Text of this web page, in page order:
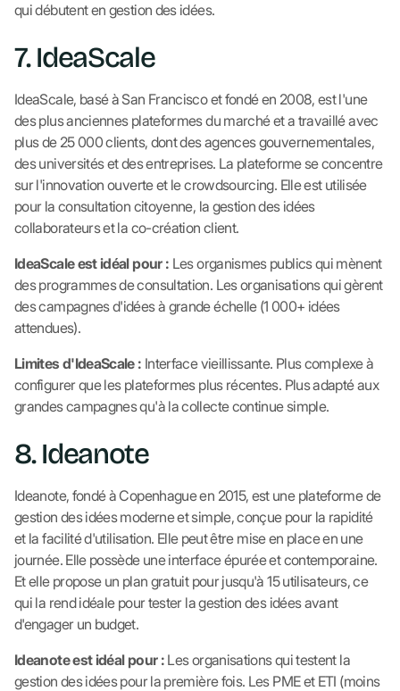
qui débutent en gestion des idées.
7. IdeaScale
IdeaScale, basé à San Francisco et fondé en 2008, est l'une
des plus anciennes plateformes du marché et a travaillé avec
plus de 25 000 clients, dont des agences gouvernementales,
des universités et des entreprises. La plateforme se concentre
sur l'innovation ouverte et le crowdsourcing. Elle est utilisée
pour la consultation citoyenne, la gestion des idées
collaborateurs et la co-création client.
IdeaScale est idéal pour : Les organismes publics qui mènent
des programmes de consultation. Les organisations qui gèrent
des campagnes d'idées à grande échelle (1 000+ idées
attendues).
Limites d'IdeaScale : Interface vieillissante. Plus complexe à
configurer que les plateformes plus récentes. Plus adapté aux
grandes campagnes qu'à la collecte continue simple.
8. Ideanote
Ideanote, fondé à Copenhague en 2015, est une plateforme de
gestion des idées moderne et simple, conçue pour la rapidité
et la facilité d'utilisation. Elle peut être mise en place en une
journée. Elle possède une interface épurée et contemporaine.
Et elle propose un plan gratuit pour jusqu'à 15 utilisateurs, ce
qui la rend idéale pour tester la gestion des idées avant
d'engager un budget.
Ideanote est idéal pour : Les organisations qui testent la
gestion des idées pour la première fois. Les PME et ETI (moins